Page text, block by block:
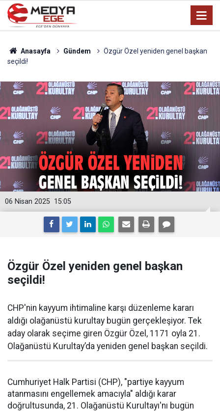
Anasayfa Gündem
Özgür Özel yeniden genel başkan
seçildi!
15:05
06 Nisan 2025
Özgür Özel yeniden genel başkan
seçildi!
CHP'nin kayyum ihtimaline karşı düzenleme kararı
aldığı olağanüstü kurultay bugün gerçekleşiyor. Tek
aday olarak seçime giren Özgür Özel, 1171 oyla 21.
Olağanüstü Kurultay’da yeniden genel başkan seçildi.
Cumhuriyet Halk Partisi (CHP), "partiye kayyum
atanmasını engellemek amacıyla" aldığı karar
doğrultusunda, 21. Olağanüstü Kurultayı'nı bugün